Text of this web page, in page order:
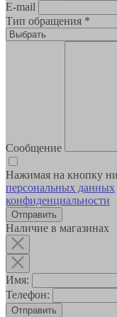
E-mail
Тип обращения *
Сообщение
Нажимая на кнопку
персональных данных
конфиденциальности
Наличие в магазинах
Имя:
Телефон:
Отправить